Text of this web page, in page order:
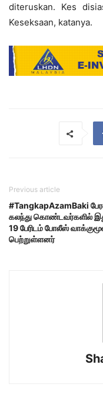
diteruskan. Kes
Keseksaan, katanya.
Previous article
#TangkapAzamBaki
கலந்து கொண்டவர்களில்
19 பேரிடம் போலீஸ்
பெற்றுள்ளனர்